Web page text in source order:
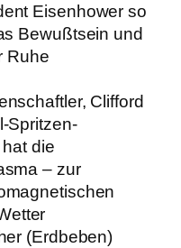
Eisenhower so
Bewußtsein und
Ruhe
Clifford
Spritzen-
die
– zur
(Erdbeben)